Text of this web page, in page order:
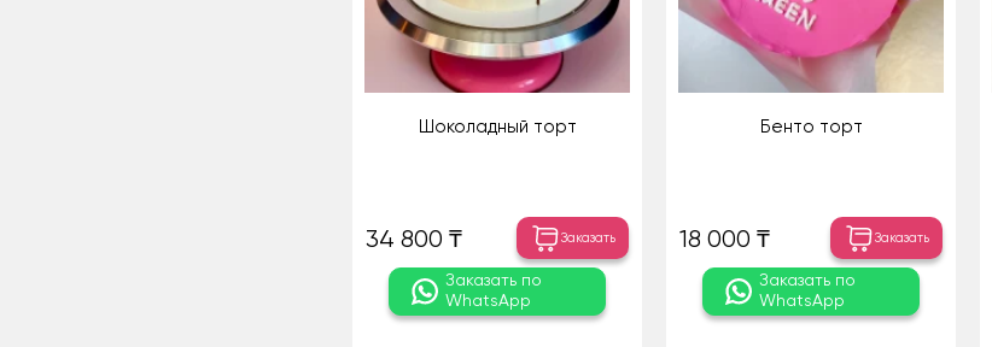
Шоколадный торт
34 800 ₸ Заказать
Заказать по
WhatsApp
Бенто торт
18 000 ₸ Заказать
Заказать по
WhatsApp